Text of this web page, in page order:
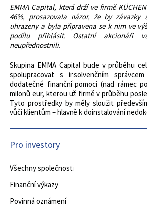
EMMA Capital, která drží ve firmě
46%, prosazovala názor, že by závazky
uhrazeny a byla připravena se k nim ve
podílu přihlásit. Ostatní akcionáři
neupřednostnili.
Skupina EMMA Capital bude v průběhu
spolupracovat s insolvenčním
dodatečné finanční pomoci (nad rámec
milonů eur, kterou už firmě v průběhu
Tyto prostředky by měly sloužit
vůči klientům – hlavně k doinstalování
Pro investory
Všechny společnosti
Finanční výkazy
Povinná oznámení